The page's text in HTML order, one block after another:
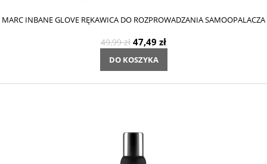
MARC INBANE GLOVE RĘKAWICA DO ROZPROWADZANIA SAMOOPALACZA
49,99 zł 47,49 zł
DO KOSZYKA